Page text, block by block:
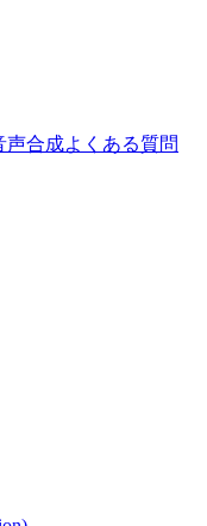
声合成よくある質問